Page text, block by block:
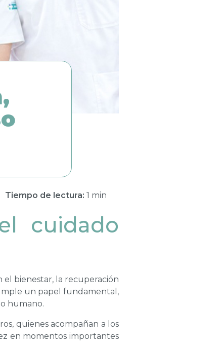
Tiempo de lectura: 1 min
cuidado
el bienestar, la recuperación
un papel fundamental,
humano.
quienes acompañan a los
en momentos importantes